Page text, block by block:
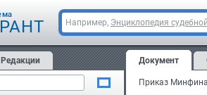
Например, Энциклопедия
Редакции Документ